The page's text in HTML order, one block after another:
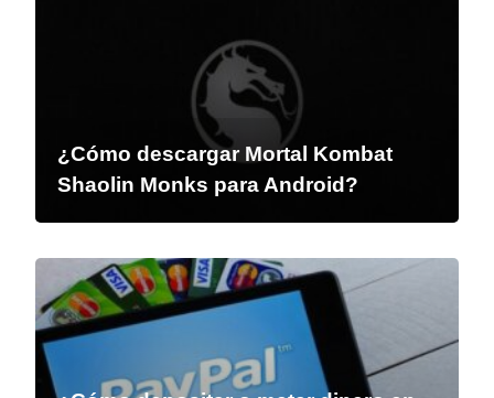
¿Cómo descargar Mortal Kombat
Shaolin Monks para Android?